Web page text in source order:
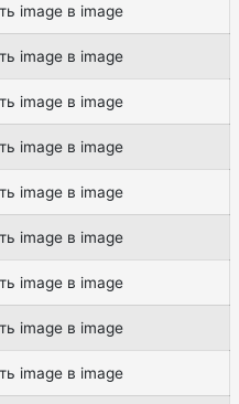
image в image
image в image
image в image
image в image
image в image
image в image
image в image
image в image
image в image